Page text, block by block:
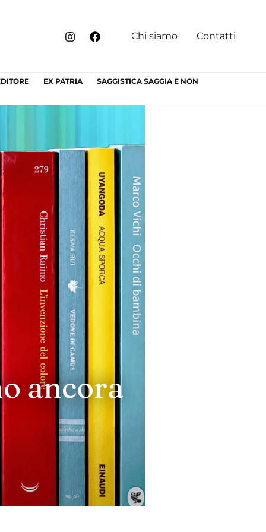
Chi siamo Contatti
EX PATRIA
SAGGISTICA SAGGIA E NON
ancora